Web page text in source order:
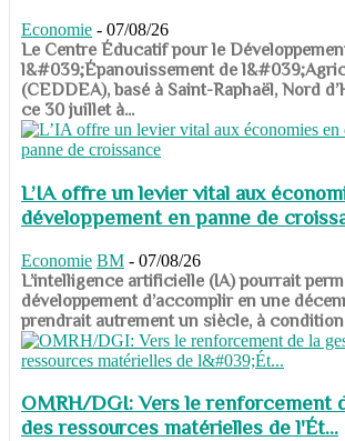
Economie - 07/08/26
​​​​​​​Le Centre Éducatif pour le
l&#039;Épanouissement de
(CEDDEA), basé à Saint-Raphaël, Nord
ce 30 juillet à...
L’IA offre un levier vital aux
développement en panne de
Economie BM - 07/08/26
​​​​​​​L’intelligence artificielle (IA) pourrait
développement d’accomplir en une
prendrait autrement un siècle, à condition
OMRH/DGI: Vers le renforcement
des ressources matérielles de l'Ét...